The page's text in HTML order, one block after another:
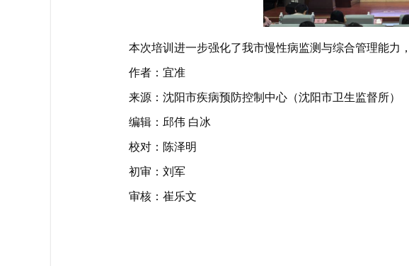
本次培训进一步强化了我市慢性病监测与综合管理能力
作者：宜准
来源：沈阳市疾病预防控制中心（沈阳市卫生监督所）
编辑：邱伟 白冰
校对：陈泽明
初审：刘军
审核：崔乐文